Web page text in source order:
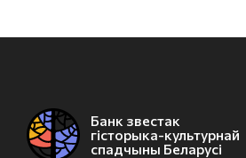
Банк звестак
гісторыка-культурнай
спадчыны Беларусі